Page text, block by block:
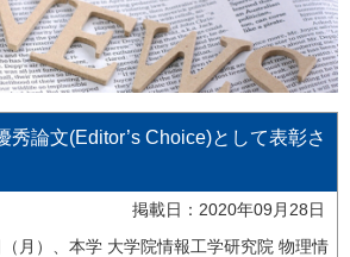
秀論文(Editor’s Choice)として表彰さ
掲載日：2020年09月28日
月）、本学 大学院情報工学研究院 物理情